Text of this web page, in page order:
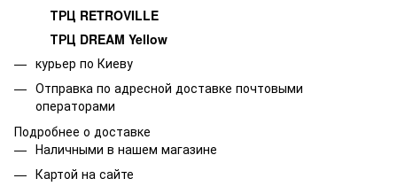
ТРЦ RETROVILLE
ТРЦ DREAM Yellow
курьер по Киеву
Отправка по адресной доставке почтовыми
операторами
Подробнее о доставке
Наличными в нашем магазине
Картой на сайте